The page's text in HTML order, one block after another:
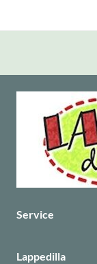
Service
Lappedilla